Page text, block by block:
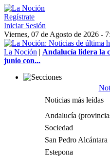
Regístrate
Iniciar Sesión
Viernes, 07 de Agosto de 2026 -
La Noción | Andalucía lidera la
junio con...
Noticias más leídas
Andalucía
Sociedad
San Pedro Alcántara
Estepona